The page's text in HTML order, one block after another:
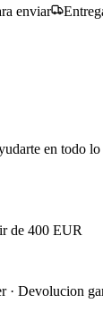
enviar
en todo lo
de 400 EUR
· Devolucion